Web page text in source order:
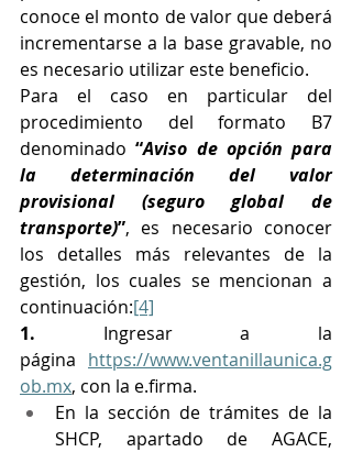
conoce el monto de valor que deberá
incrementarse a la base gravable, no
es necesario utilizar este beneficio.
Para el caso en particular del
procedimiento del formato B7
denominado “Aviso de opción para
la determinación del valor
provisional (seguro global de
transporte)”, es necesario conocer
los detalles más relevantes de la
gestión, los cuales se mencionan a
continuación:[4]
1. Ingresar a la
página https://www.ventanillaunica.g
ob.mx, con la e.firma.
En la sección de trámites de la
SHCP, apartado de AGACE,